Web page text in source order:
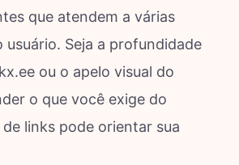
que atendem a várias
usuário. Seja a profundidade
ou o apelo visual do
o que você exige do
links pode orientar sua